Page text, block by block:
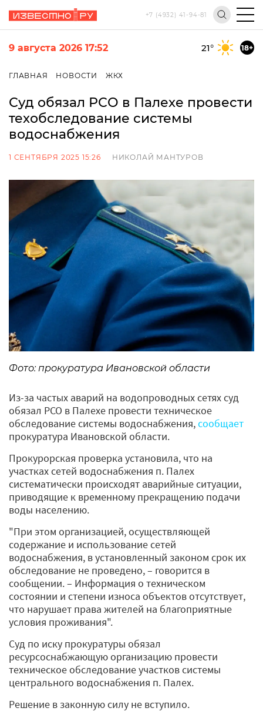
+7 (4932) 41-94-81
9 августа 2026 17:52 21° 18+
ГЛАВНАЯ НОВОСТИ ЖКХ
Суд обязал РСО в Палехе провести
техобследование системы
водоснабжения
1 СЕНТЯБРЯ 2025 15:26 НИКОЛАЙ МАНТУРОВ
Фото: прокуратура Ивановской области
Из-за частых аварий на водопроводных сетях суд
обязал РСО в Палехе провести техническое
обследование системы водоснабжения,сообщает
прокуратура Ивановской области.
Прокурорская проверка установила, что на
участках сетей водоснабжения п. Палех
систематически происходят аварийные ситуации,
приводящие к временному прекращению подачи
воды населению.
"При этом организацией, осуществляющей
содержание и использование сетей
водоснабжения, в установленный законом срок их
обследование не проведено, – говорится в
сообщении. – Информация о техническом
состоянии и степени износа объектов отсутствует,
что нарушает права жителей на благоприятные
условия проживания".
Суд по иску прокуратуры обязал
ресурсоснабжающую организацию провести
техническое обследование участков системы
центрального водоснабжения п. Палех.
Решение в законную силу не вступило.